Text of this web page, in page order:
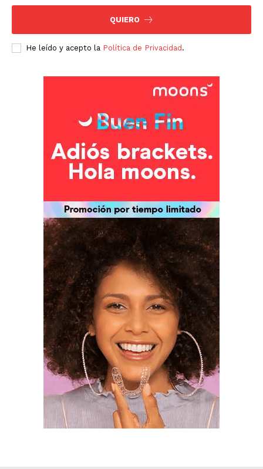
QUIERO
He leído y acepto la Política de Privacidad .